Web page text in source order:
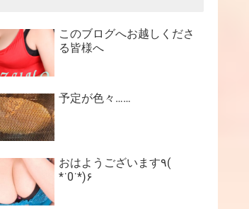
このブログへお越しくださ
る皆様へ
予定が色々……
おはようございます٩(
*˙0˙*)۶